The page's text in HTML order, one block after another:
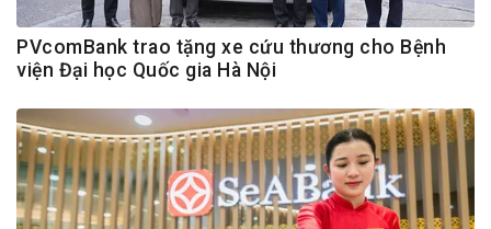
PVcomBank trao tặng xe cứu thương cho Bệnh
viện Đại học Quốc gia Hà Nội